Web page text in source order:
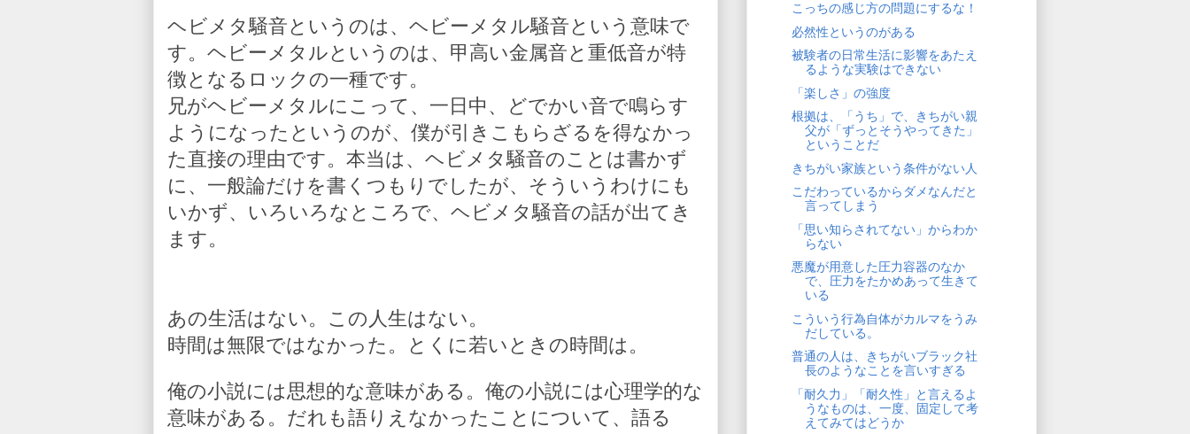
ヘビメタ騒音というのは、ヘビーメタル騒音という意味で
す。ヘビーメタルというのは、甲高い金属音と重低音が特
徴となるロックの一種です。
兄がヘビーメタルにこって、一日中、どでかい音で鳴らす
ようになったというのが、僕が引きこもらざるを得なかっ
た直接の理由です。本当は、ヘビメタ騒音のことは書かず
に、一般論だけを書くつもりでしたが、そういうわけにも
いかず、いろいろなところで、ヘビメタ騒音の話が出てき
ます。
あの生活はない。この人生はない。
時間は無限ではなかった。とくに若いときの時間は。
俺の小説には思想的な意味がある。俺の小説には心理学的な
意味がある。だれも語りえなかったことについて、語る
こっちの感じ方の問題にするな！
必然性というのがある
被験者の日常生活に影響をあたえ
るような実験はできない
「楽しさ」の強度
根拠は、「うち」で、きちがい親
父が「ずっとそうやってきた」
ということだ
きちがい家族という条件がない人
こだわっているからダメなんだと
言ってしまう
「思い知らされてない」からわか
らない
悪魔が用意した圧力容器のなか
で、圧力をたかめあって生きて
いる
こういう行為自体がカルマをうみ
だしている。
普通の人は、きちがいブラック社
長のようなことを言いすぎる
「耐久力」「耐久性」と言えるよ
うなものは、一度、固定して考
えてみてはどうか